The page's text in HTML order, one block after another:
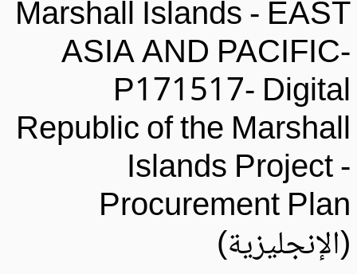
Marshall Islands -
ASIA AND
P171517-
Republic of the
Islands Project
Procurement